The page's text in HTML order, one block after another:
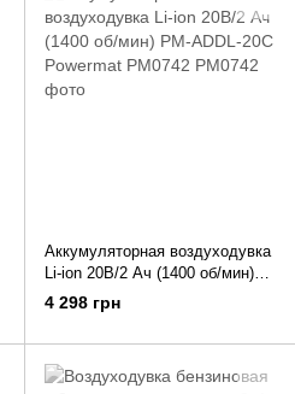
Аккумуляторная воздуходувка
Li-ion 20В/2 Ач (1400 об/мин)
PM-ADDL-20C Powermat
PM0742
4 298 грн